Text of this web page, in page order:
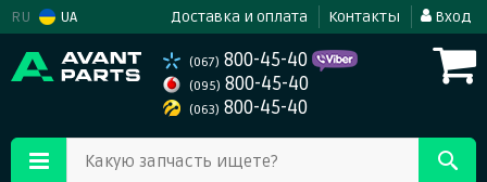
RU UA Доставка и оплата Контакты Вход
(067) 800-45-40
(095) 800-45-40
(063) 800-45-40
Какую запчасть ищете?